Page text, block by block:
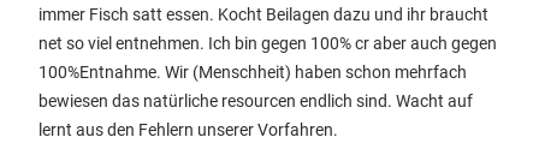
immer Fisch satt essen. Kocht Beilagen dazu und ihr braucht
net so viel entnehmen. Ich bin gegen 100% cr aber auch gegen
100%Entnahme. Wir (Menschheit) haben schon mehrfach
bewiesen das natürliche resourcen endlich sind. Wacht auf
lernt aus den Fehlern unserer Vorfahren.